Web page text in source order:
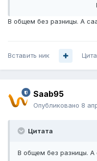
повторно, т.к. только
телефоней - обычно
В общем без разницы. А
Вставить ник
Saab95
Опубликовано 8
Цитата
В общем без разницы. А